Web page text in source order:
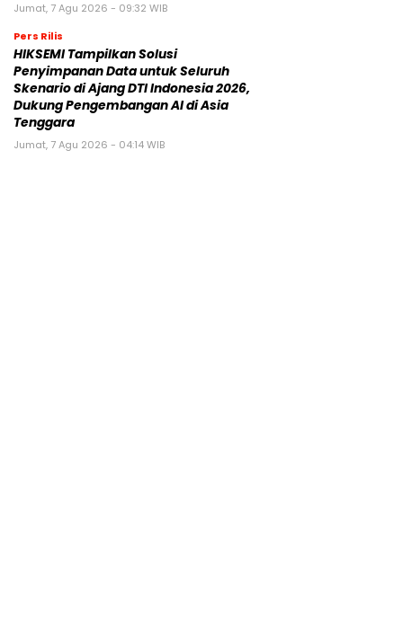
Jumat, 7 Agu 2026 - 09:32 WIB
Pers Rilis
HIKSEMI Tampilkan Solusi
Penyimpanan Data untuk Seluruh
Skenario di Ajang DTI Indonesia 2026,
Dukung Pengembangan AI di Asia
Tenggara
Jumat, 7 Agu 2026 - 04:14 WIB